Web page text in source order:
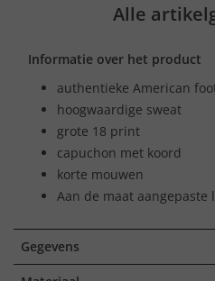
Alle
Informatie over het product
authentieke American
hoogwaardige sweat
grote 18 print
capuchon met koord
korte mouwen
Aan de maat aangepaste
Gegevens